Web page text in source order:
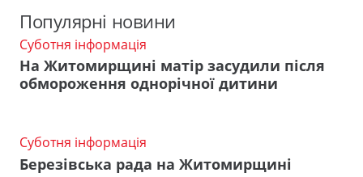
Популярні новини
Суботня інформація
На Житомирщині матір засудили після
обмороження однорічної дитини
Суботня інформація
Березівська рада на Житомирщині